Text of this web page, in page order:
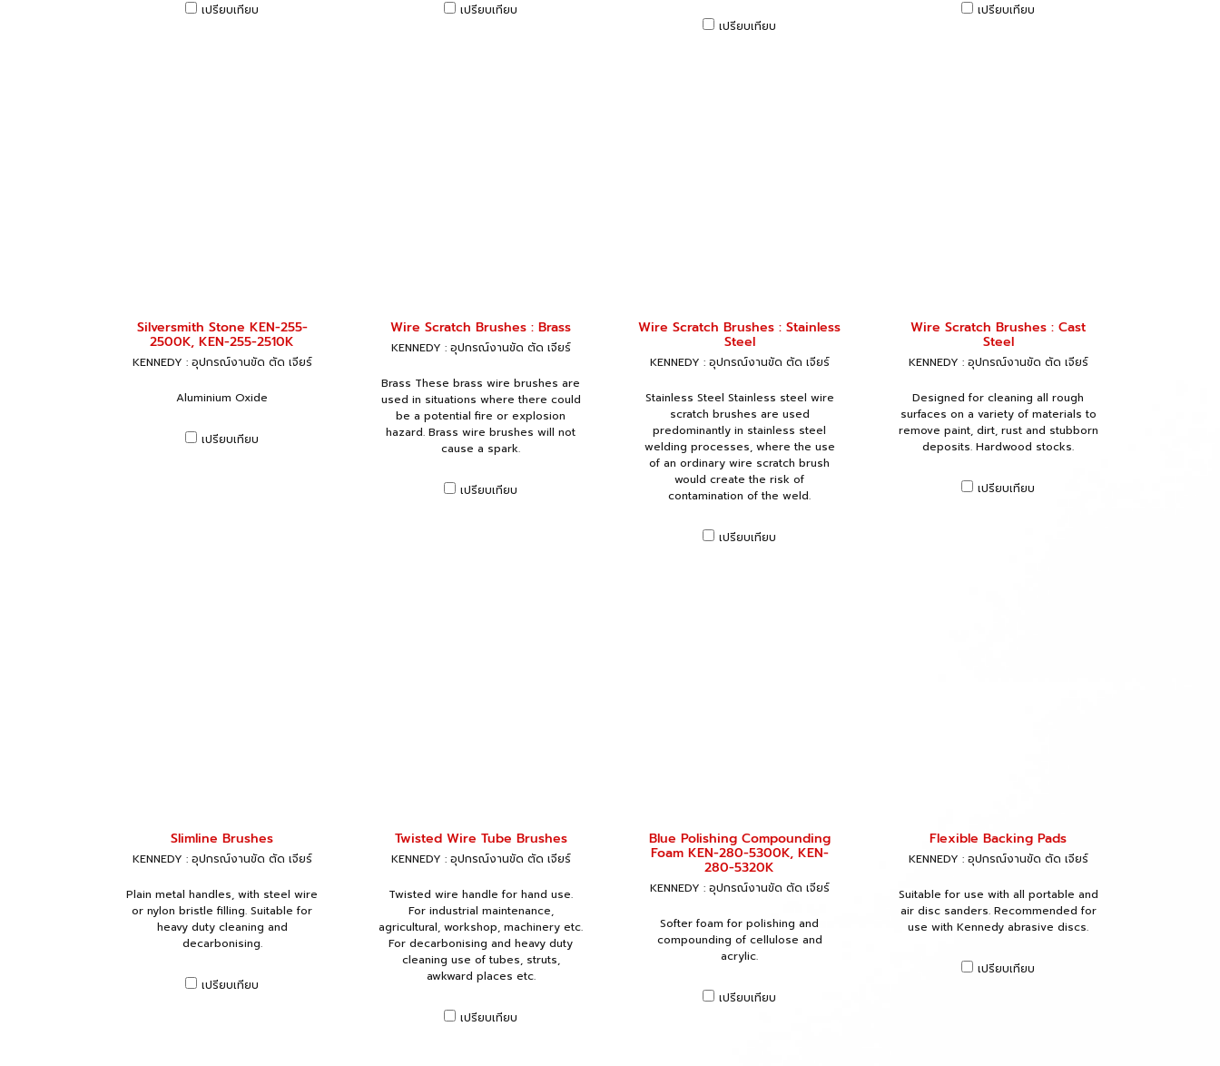
เปรียบเทียบ เปรียบเทียบ
เปรียบเทียบ
เปรียบเทียบ
Silversmith Stone KEN-255-
2500K, KEN-255-2510K
KENNEDY : อุปกรณ์งานขัด ตัด เจียร์
Aluminium Oxide
เปรียบเทียบ
Wire Scratch Brushes : Brass
KENNEDY : อุปกรณ์งานขัด ตัด เจียร์
Brass These brass wire brushes are
used in situations where there could
be a potential fire or explosion
hazard. Brass wire brushes will not
cause a spark.
เปรียบเทียบ
Wire Scratch Brushes : Stainless
Steel
KENNEDY : อุปกรณ์งานขัด ตัด เจียร์
Stainless Steel Stainless steel wire
scratch brushes are used
predominantly in stainless steel
welding processes, where the use
of an ordinary wire scratch brush
would create the risk of
contamination of the weld.
เปรียบเทียบ
Wire Scratch Brushes : Cast
Steel
KENNEDY : อุปกรณ์งานขัด ตัด เจียร์
Designed for cleaning all rough
surfaces on a variety of materials to
remove paint, dirt, rust and stubborn
deposits. Hardwood stocks.
เปรียบเทียบ
Slimline Brushes
KENNEDY : อุปกรณ์งานขัด ตัด เจียร์
Plain metal handles, with steel wire
or nylon bristle filling. Suitable for
heavy duty cleaning and
decarbonising.
เปรียบเทียบ
Twisted Wire Tube Brushes
KENNEDY : อุปกรณ์งานขัด ตัด เจียร์
Twisted wire handle for hand use.
For industrial maintenance,
agricultural, workshop, machinery etc.
For decarbonising and heavy duty
cleaning use of tubes, struts,
awkward places etc.
เปรียบเทียบ
Blue Polishing Compounding
Foam KEN-280-5300K, KEN-
280-5320K
KENNEDY : อุปกรณ์งานขัด ตัด เจียร์
Softer foam for polishing and
compounding of cellulose and
acrylic.
เปรียบเทียบ
Flexible Backing Pads
KENNEDY : อุปกรณ์งานขัด ตัด เจียร์
Suitable for use with all portable and
air disc sanders. Recommended for
use with Kennedy abrasive discs.
เปรียบเทียบ